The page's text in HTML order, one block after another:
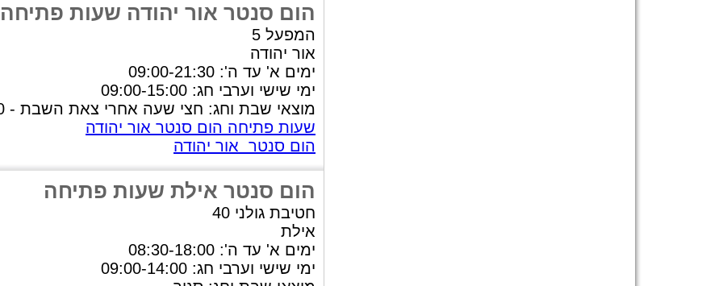
הום סנטר אור יהודה שעות פתיחה
המפעל 5
אור יהודה
ימים א' עד ה': 09:00-21:30
ימי שישי וערבי חג: 09:00-15:00
מוצאי שבת וחג: חצי שעה אחרי צאת השבת - 22:00
שעות פתיחה הום סנטר אור יהודה
הום סנטר אור יהודה
הום סנטר אילת שעות פתיחה
חטיבת גולני 40
אילת
ימים א' עד ה': 08:30-18:00
ימי שישי וערבי חג: 09:00-14:00